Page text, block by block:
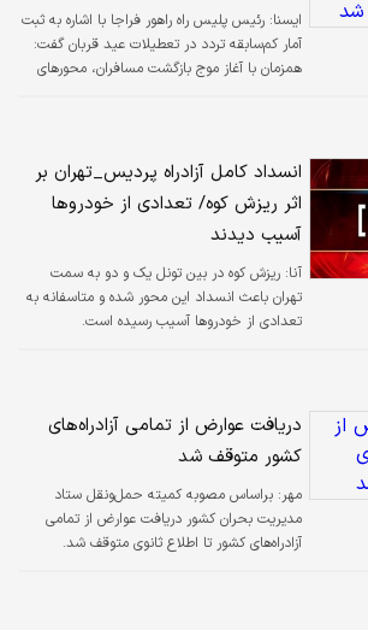
ايسنا: رئیس پلیس راه راهور فراجا با اشاره به ثبت
آمار کم‌سابقه تردد در تعطیلات عید قربان گفت:
همزمان با آغاز موج بازگشت مسافران، محورهای
انسداد کامل آزادراه پردیس_تهران بر
اثر ریزش کوه/ تعدادی از خودروها
آسیب دیدند
آنا: ریزش کوه در بین تونل یک و دو به سمت
تهران باعث انسداد این محور شده و متاسفانه به
تعدادی از خودروها آسیب رسیده است.
دریافت عوارض از تمامی آزادراه‌های
کشور متوقف شد
مهر: براساس مصوبه کمیته حمل‌ونقل ستاد
مدیریت بحران کشور دریافت عوارض از تمامی
آزادراه‌های کشور تا اطلاع ثانوی متوقف شد.